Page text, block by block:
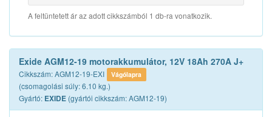
A feltüntetett ár az adott cikkszámból 1 db-ra vonatkozik.
Exide AGM12-19 motorakkumulátor, 12V 18Ah 270A J+
Cikkszám: AGM12-19-EXI Vágólapra
(csomagolási súly: 6.10 kg.)
Gyártó: EXIDE (gyártói cikkszám: AGM12-19)